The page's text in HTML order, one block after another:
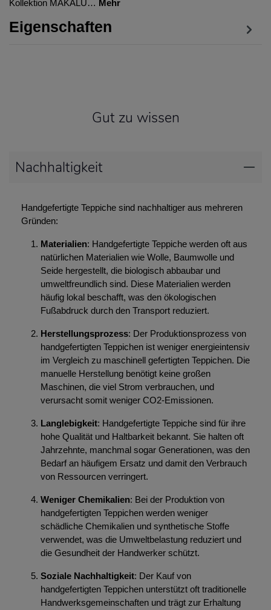
Kollektion MAKALU… Mehr
Eigenschaften
Gut zu wissen
Nachhaltigkeit
Handgefertigte Teppiche sind nachhaltiger aus mehreren
Gründen:
Materialien: Handgefertigte Teppiche werden oft aus
natürlichen Materialien wie Wolle, Baumwolle und
Seide hergestellt, die biologisch abbaubar und
umweltfreundlich sind. Diese Materialien werden
häufig lokal beschafft, was den ökologischen
Fußabdruck durch den Transport reduziert.
Herstellungsprozess: Der Produktionsprozess von
handgefertigten Teppichen ist weniger energieintensiv
im Vergleich zu maschinell gefertigten Teppichen. Die
manuelle Herstellung benötigt keine großen
Maschinen, die viel Strom verbrauchen, und
verursacht somit weniger CO2-Emissionen.
Langlebigkeit: Handgefertigte Teppiche sind für ihre
hohe Qualität und Haltbarkeit bekannt. Sie halten oft
Jahrzehnte, manchmal sogar Generationen, was den
Bedarf an häufigem Ersatz und damit den Verbrauch
von Ressourcen verringert.
Weniger Chemikalien: Bei der Produktion von
handgefertigten Teppichen werden weniger
schädliche Chemikalien und synthetische Stoffe
verwendet, was die Umweltbelastung reduziert und
die Gesundheit der Handwerker schützt.
Soziale Nachhaltigkeit: Der Kauf von
handgefertigten Teppichen unterstützt oft traditionelle
Handwerksgemeinschaften und trägt zur Erhaltung